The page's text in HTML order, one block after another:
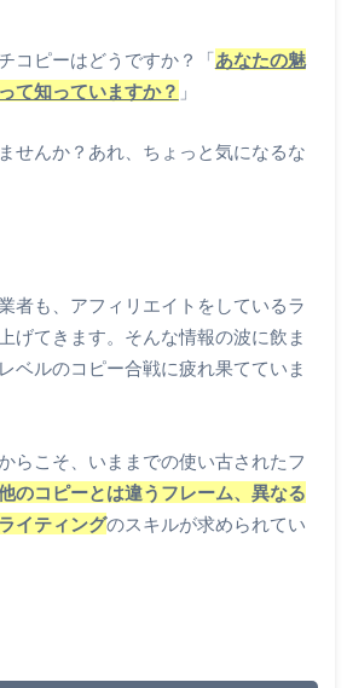
コピーはどうですか？「あなたの魅
て知っていますか？ 」
せんか？あれ、ちょっと気になるな
者も、アフィリエイトをしているラ
げてきます。そんな情報の波に飲ま
ベルのコピー合戦に疲れ果てていま
らこそ、いままでの使い古されたフ
のコピーとは違うフレーム、異なる
イティングのスキルが求められてい